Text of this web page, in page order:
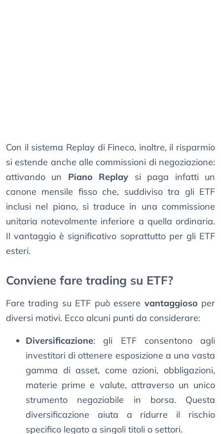
Con il sistema Replay di Fineco, inoltre, il risparmio
si estende anche alle commissioni di negoziazione:
attivando un Piano Replay si paga infatti un
canone mensile fisso che, suddiviso tra gli ETF
inclusi nel piano, si traduce in una commissione
unitaria notevolmente inferiore a quella ordinaria.
Il vantaggio è significativo soprattutto per gli ETF
esteri.
Conviene fare trading su ETF?
Fare trading su ETF può essere vantaggioso per
diversi motivi. Ecco alcuni punti da considerare:
Diversificazione: gli ETF consentono agli
investitori di ottenere esposizione a una vasta
gamma di asset, come azioni, obbligazioni,
materie prime e valute, attraverso un unico
strumento negoziabile in borsa. Questa
diversificazione aiuta a ridurre il rischio
specifico legato a singoli titoli o settori.